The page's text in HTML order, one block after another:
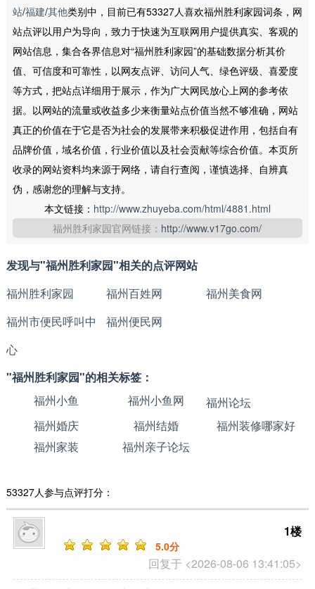
站/福建/其他类别中，目前已有53327人喜欢福州胜利家园词条，网
站点评以用户为导向，致力于快速为互联网用户提供真实、客观的
网站信息，集合各界信息对“福州胜利家园”的基础数据分析其价
值、可信度和可靠性，以网友点评、访问人气、绿色评级、喜爱度
等方式，把站点详细用于展示，作为广大网民放心上网的参考依
据。以网站的流量或收益多少来衡量站点价值当然不够准确，网站
真正的价值在于它是否为社会的发展带来积极促进作用，包括自有
品牌价值，域名价值，行业价值以及社会贡献等综合价值。本页所
收录的网站资料均来源于网络，请自行查阅，谨慎选择、自辨真
伪，感谢您的理解与支持。
本文链接： http://www.zhuyeba.com/html/4881.html
福州胜利家园官网链接： http://www.v17go.com/
发现与"福州胜利家园"相关的点评网站
福州胜利家园
福州百姓网
福州美食网
福州市便民呼叫中
心
福州便民网
"福州胜利家园"的相关标签：
福州小鱼
福州小鱼网
福州论坛
福州婚庆
福州结婚
福州装修哪家好
福州家装
福州亲子论坛
53327人参与点评打分：
回复于 <2026-08-06 13:41:05>
1楼
5.0分